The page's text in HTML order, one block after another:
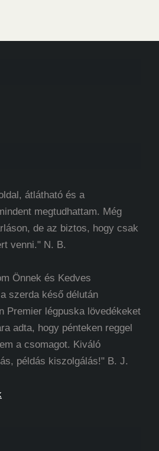
átlátható és a
megtudhattam. Még
de az biztos, hogy csak
venni." N. B.
Önnek és Kedves
szerda késő délután
Premier légpuska lövedékeket
adta, hogy pénteken reggel
a csomagot. Kiváló
példás kiszolgálás!" B. J.